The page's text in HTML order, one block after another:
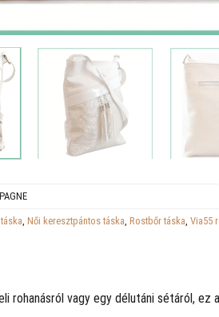
Női keresztpántos táska Rostbőr táska Via55
rohanásról vagy egy délutáni sétáról,